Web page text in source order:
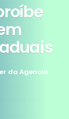
da Agencia